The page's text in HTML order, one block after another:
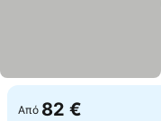
Από 82 €